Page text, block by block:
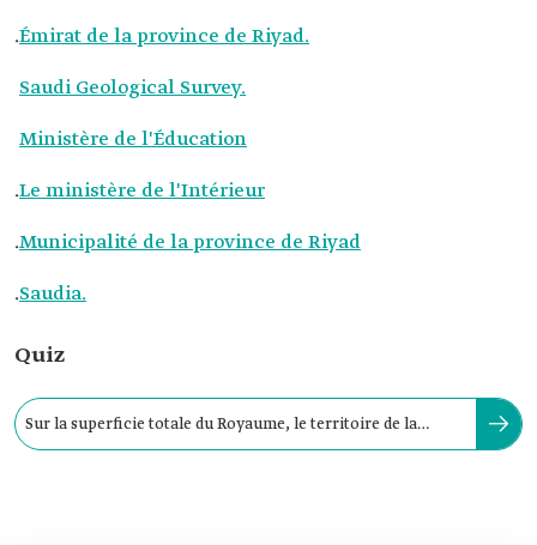
.Émirat de la province de Riyad.
Saudi Geological Survey.
Ministère de l'Éducation
.Le ministère de l'Intérieur
.Municipalité de la province de Riyad
.Saudia.
Quiz
Sur la superficie totale du Royaume, le territoire de la